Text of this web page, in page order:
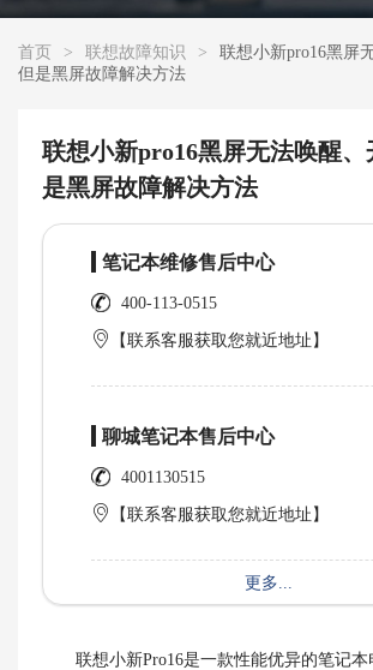
首页 > 联想故障知识 >
联想小新pro16黑屏
但是黑屏故障解决方法
联想小新pro16黑屏无法唤醒、
是黑屏故障解决方法
笔记本维修售后中心
400-113-0515
【联系客服获取您就近地址】
聊城笔记本售后中心
4001130515
【联系客服获取您就近地址】
更多...
联想小新Pro16是一款性能优异的笔记本